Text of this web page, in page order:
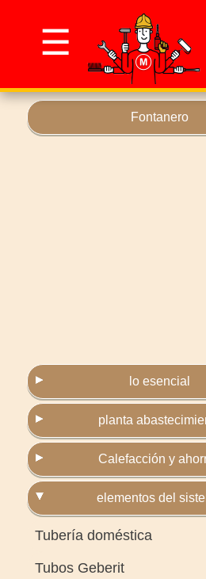
☰
Fontanero
lo esencial
planta
Calefacción y
elementos del
Tubería doméstica
Tubos Geberit